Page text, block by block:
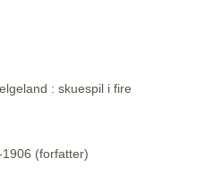
: skuespil i fire
(forfatter)